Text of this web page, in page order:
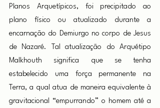
Planos Arquetípicos, foi precipitado ao
plano físico ou atualizado durante a
encarnação do Demiurgo no corpo de Jesus
de Nazaré. Tal atualização do Arquétipo
Malkhouth significa que se tenha
estabelecido uma força permanente na
Terra, a qual atua de maneira equivalente à
gravitacional “empurrando” o homem até a